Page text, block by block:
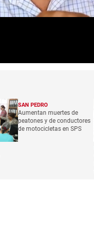
SAN PEDRO
Aumentan muertes de
peatones y de conductores
de motocicletas en SPS